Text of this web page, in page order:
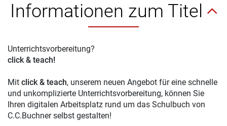
Informationen zum Titel
Unterrichtsvorbereitung?
click & teach!
Mit click & teach, unserem neuen Angebot für eine schnelle
und unkomplizierte Unterrichtsvorbereitung, können Sie
Ihren digitalen Arbeitsplatz rund um das Schulbuch von
C.C.Buchner selbst gestalten!